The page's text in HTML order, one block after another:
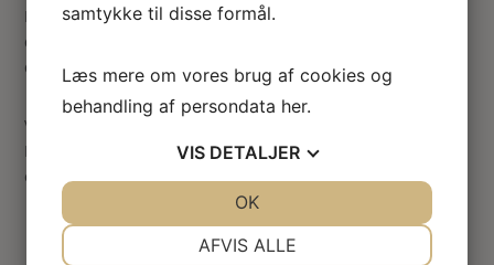
Læs
her på denne sideom hvilke materialer og værktøjer
du skal bruge for at lave dette yndige fuglebur til
dukkehuset.
Vær den første til at anmelde “Fuglebur KIT m. spir”
Din e-mailadresse vil ikke blive publiceret.
er markeret med*
samtykke til disse formål.
Læs mere om vores brug af cookies og
behandling af persondata her.
VIS DETALJER
AFVIS ALLE
OK